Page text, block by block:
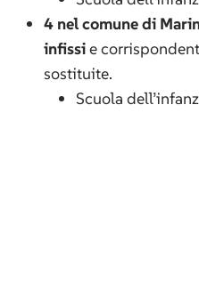
4 nel comune di
infissie
sostituite.
Scuola